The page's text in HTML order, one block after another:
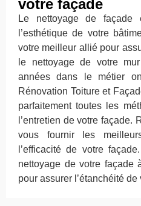
votre façade
Le nettoyage de
l’esthétique de votre
votre meilleur allié pour
le nettoyage de votre
années dans le métier
Rénovation Toiture et
parfaitement toutes les
l’entretien de votre façade.
vous fournir les
l’efficacité de votre
nettoyage de votre façade
pour assurer l’étanchéité de